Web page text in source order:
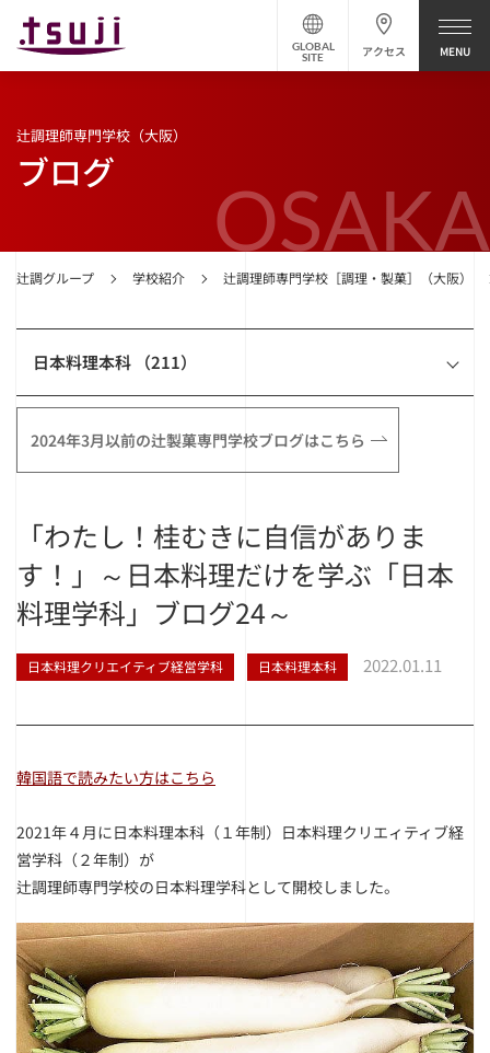
アクセス
GLOBAL
SITE
OSAKA
辻調グループ 学校紹介 辻調理師専門学校［調理・製菓］（大阪）
辻調理師専門学校（大阪）
ブログ
日本料理本科 （211）
2024年3月以前の辻製菓専門学校ブログはこちら
「わたし！桂むきに自信がありま
す！」～日本料理だけを学ぶ「日本
料理学科」ブログ24～
日本料理クリエイティブ経営学科 日本料理本科 2022.01.11
韓国語で読みたい方はこちら
2021年４月に日本料理本科（１年制）日本料理クリエィティブ経
営学科（２年制）が
辻調理師専門学校の日本料理学科として開校しました。